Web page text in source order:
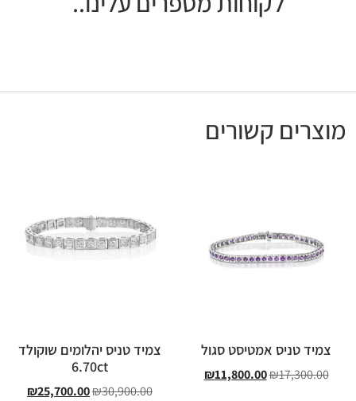
מוצרים קשורים
צמיד טניס אמטיסט סגול
₪17,300.00
₪11,800.00
צמיד טניס יהלומים שוקולד
6.70ct
₪30,900.00
₪25,700.00